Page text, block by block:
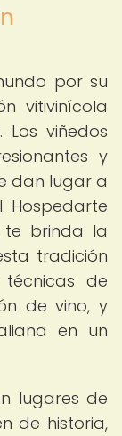
por su
vitivinícola
viñedos
y
dan lugar a
Hospedarte
te brinda la
tradición
de
de vino, y
en un
lugares de
de historia,